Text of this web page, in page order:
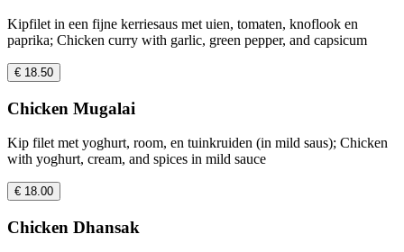
Kipfilet in een fijne kerriesaus met uien, tomaten, knoflook en
paprika; Chicken curry with garlic, green pepper, and capsicum
€ 18.50
Chicken Mugalai
Kip filet met yoghurt, room, en tuinkruiden (in mild saus); Chicken
with yoghurt, cream, and spices in mild sauce
€ 18.00
Chicken Dhansak